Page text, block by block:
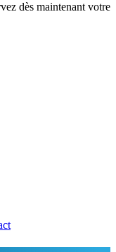
dès maintenant votre